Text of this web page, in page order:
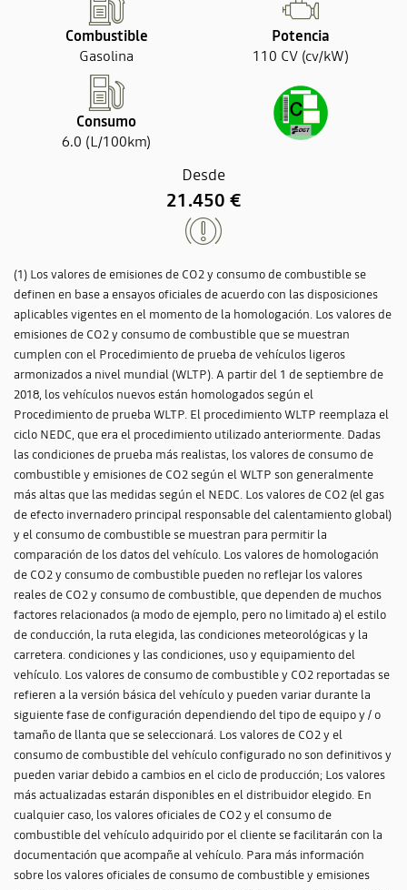
Combustible
Gasolina
Potencia
110 CV (cv/kW)
Consumo
6.0 (L/100km)
Desde
21.450 €
(1) Los valores de emisiones de CO2 y consumo de combustible se
definen en base a ensayos oficiales de acuerdo con las disposiciones
aplicables vigentes en el momento de la homologación. Los valores de
emisiones de CO2 y consumo de combustible que se muestran
cumplen con el Procedimiento de prueba de vehículos ligeros
armonizados a nivel mundial (WLTP). A partir del 1 de septiembre de
2018, los vehículos nuevos están homologados según el
Procedimiento de prueba WLTP. El procedimiento WLTP reemplaza el
ciclo NEDC, que era el procedimiento utilizado anteriormente. Dadas
las condiciones de prueba más realistas, los valores de consumo de
combustible y emisiones de CO2 según el WLTP son generalmente
más altas que las medidas según el NEDC. Los valores de CO2 (el gas
de efecto invernadero principal responsable del calentamiento global)
y el consumo de combustible se muestran para permitir la
comparación de los datos del vehículo. Los valores de homologación
de CO2 y consumo de combustible pueden no reflejar los valores
reales de CO2 y consumo de combustible, que dependen de muchos
factores relacionados (a modo de ejemplo, pero no limitado a) el estilo
de conducción, la ruta elegida, las condiciones meteorológicas y la
carretera. condiciones y las condiciones, uso y equipamiento del
vehículo. Los valores de consumo de combustible y CO2 reportadas se
refieren a la versión básica del vehículo y pueden variar durante la
siguiente fase de configuración dependiendo del tipo de equipo y / o
tamaño de llanta que se seleccionará. Los valores de CO2 y el
consumo de combustible del vehículo configurado no son definitivos y
pueden variar debido a cambios en el ciclo de producción; Los valores
más actualizadas estarán disponibles en el distribuidor elegido. En
cualquier caso, los valores oficiales de CO2 y el consumo de
combustible del vehículo adquirido por el cliente se facilitarán con la
documentación que acompañe al vehículo. Para más información
sobre los valores oficiales de consumo de combustible y emisiones